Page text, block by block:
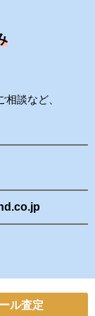
談など、
ル査定